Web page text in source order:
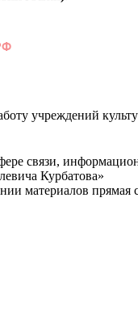
учреждений
связи,
Курбатова»
материалов прямая